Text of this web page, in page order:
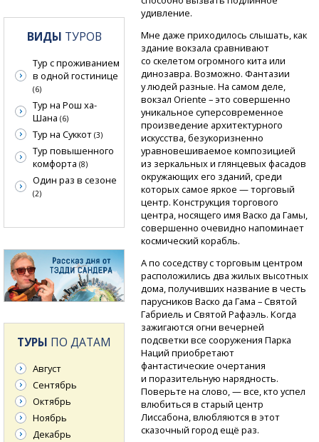
удивление.
Мне даже приходилось слышать, как
здание вокзала сравнивают
со скелетом огромного кита или
динозавра. Возможно. Фантазии
у людей разные. На самом деле,
вокзал Oriente – это совершенно
уникальное суперсовременное
произведение архитектурного
искусства, безукоризненно
уравновешиваемое композицией
из зеркальных и глянцевых фасадов
окружающих его зданий, среди
которых самое яркое — торговый
центр. Конструкция торгового
центра, носящего имя Васко да Гамы,
совершенно очевидно напоминает
космический корабль.
А по соседству с торговым центром
расположились два жилых высотных
дома, получивших название в честь
парусников Васко да Гама – Святой
Габриель и Святой Рафаэль. Когда
зажигаются огни вечерней
подсветки все сооружения Парка
Наций приобретают
фантастические очертания
и поразительную нарядность.
Поверьте на слово, — все, кто успел
влюбиться в старый центр
Лиссабона, влюбляются в этот
сказочный город ещё раз.
ВИДЫ ТУРОВ
Тур с проживанием
в одной гостинице
(6)
Тур на Рош ха-
Шана (6)
Тур на Суккот (3)
Тур повышенного
комфорта (8)
Один раз в сезоне
(2)
ТУРЫ ПО ДАТАМ
Август
Сентябрь
Октябрь
Ноябрь
Декабрь